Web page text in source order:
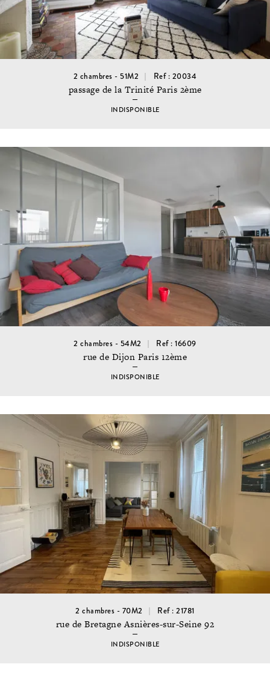
2 chambres - 51M2 Ref : 20034
passage de la Trinité Paris 2ème
INDISPONIBLE
2 chambres - 54M2 Ref : 16609
rue de Dijon Paris 12ème
INDISPONIBLE
2 chambres - 70M2 Ref : 21781
rue de Bretagne Asnières-sur-Seine 92
INDISPONIBLE